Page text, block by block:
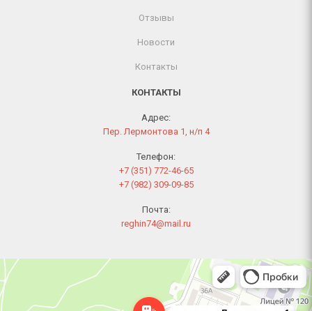
Отзывы
Новости
Контакты
КОНТАКТЫ
Адрес:
Пер. Лермонтова 1, н/п 4
Телефон:
+7 (351) 772-46-65
+7 (982) 309-09-85
Почта:
reghin74@mail.ru
Челябинск
Переулок Лермонтова, 1 — Яндекс Карты